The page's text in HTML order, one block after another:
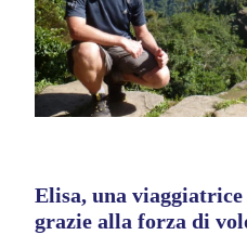
Elisa, una
grazie alla forza di